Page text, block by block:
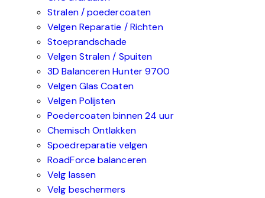
Stralen / poedercoaten
Velgen Reparatie / Richten
Stoeprandschade
Velgen Stralen / Spuiten
3D Balanceren Hunter 9700
Velgen Glas Coaten
Velgen Polijsten
Poedercoaten binnen 24 uur
Chemisch Ontlakken
Spoedreparatie velgen
RoadForce balanceren
Velg lassen
Velg beschermers